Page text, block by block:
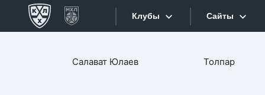
Клубы
Конференция «Запад»
Сайты
Сайты
Салават Юлаев Толпар